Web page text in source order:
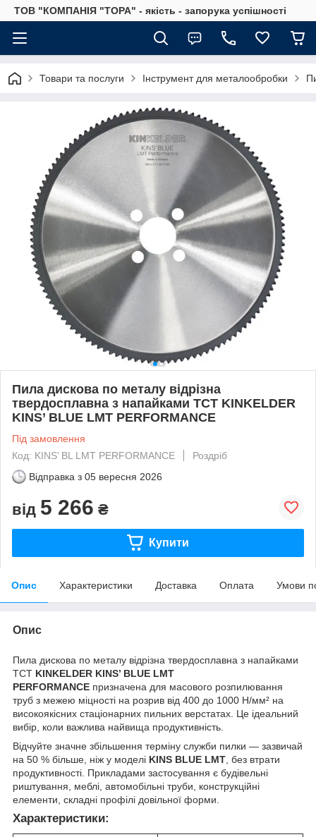
ТОВ "КОМПАНІЯ "ТОРА" - якість - запорука успішності
Товари та послуги Інструмент для металообробки
Пила дискова по металу відрізна
твердосплавна з напайками TCT KINKELDER
KINS’ BLUE LMT PERFORMANCE
Під замовлення
Код: KINS’ BL LMT PERFORMANCE
Роздріб
Відправка з 05 вересня 2026
від 5 266 ₴
Купити
Опис Характеристики Доставка Оплата Умови
Опис
Пила дискова по металу відрізна твердосплавна з напайками
TCT KINKELDER KINS’ BLUE LMT
PERFORMANCE призначена для масового розпилювання
труб з межею міцності на розрив від 400 до 1000 Н/мм² на
високоякісних стаціонарних пильних верстатах. Це ідеальний
вибір, коли важлива найвища продуктивність.
Відчуйте значне збільшення терміну служби пилки — зазвичай
на 50 % більше, ніж у моделі KINS BLUE LMT , без втрати
продуктивності. Прикладами застосування є будівельні
риштування, меблі, автомобільні труби, конструкційні
елементи, складні профілі довільної форми.
Характеристики: